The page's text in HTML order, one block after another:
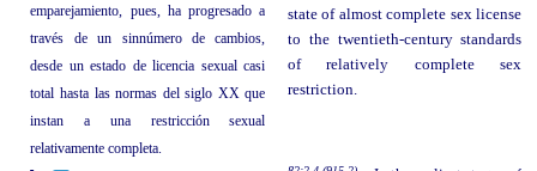
emparejamiento, pues, ha progresado a
través de un sinnúmero de cambios,
desde un estado de licencia sexual casi
total hasta las normas del siglo XX que
instan a una restricción sexual
relativamente completa.
state of almost complete sex license
to the twentieth-century standards
of relatively complete sex
restriction.